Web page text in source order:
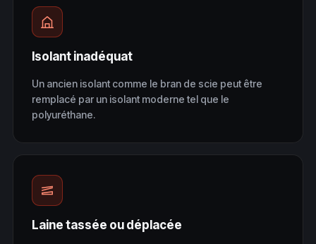
Isolant inadéquat
Un ancien isolant comme le bran de scie peut être
remplacé par un isolant moderne tel que le
polyuréthane.
Laine tassée ou déplacée